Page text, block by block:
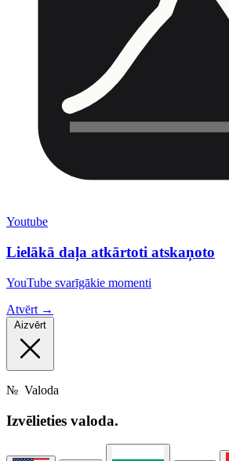
Youtube
Lielākā daļa atkārtoti atskaņoto
YouTube svarīgākie momenti
Atvērt →
Aizvērt
№ Valoda
Izvēlieties valoda.